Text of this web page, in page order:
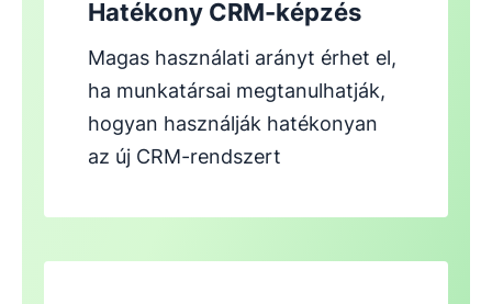
Hatékony CRM-képzés
Magas használati arányt érhet el,
ha munkatársai megtanulhatják,
hogyan használják hatékonyan
az új CRM-rendszert